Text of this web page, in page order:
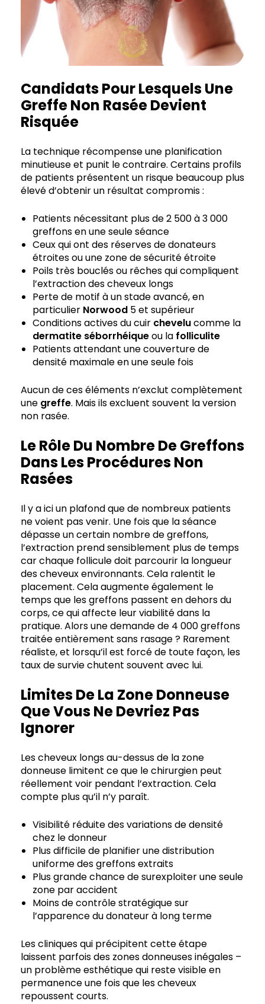
Candidats Pour Lesquels Une
Greffe Non Rasée Devient
Risquée
La technique récompense une planification
minutieuse et punit le contraire. Certains profils
de patients présentent un risque beaucoup plus
élevé d’obtenir un résultat compromis :
Patients nécessitant plus de 2 500 à 3 000
greffons en une seule séance
Ceux qui ont des réserves de donateurs
étroites ou une zone de sécurité étroite
Poils très bouclés ou rêches qui compliquent
l’extraction des cheveux longs
Perte de motif à un stade avancé, en
particulier Norwood 5 et supérieur
Conditions actives du cuir chevelucomme la
dermatite séborrhéiqueou la folliculite
Patients attendant une couverture de
densité maximale en une seule fois
Aucun de ces éléments n’exclut complètement
une greffe. Mais ils excluent souvent la version
non rasée.
Le Rôle Du Nombre De Greffons
Dans Les Procédures Non
Rasées
Il y a ici un plafond que de nombreux patients
ne voient pas venir. Une fois que la séance
dépasse un certain nombre de greffons,
l’extraction prend sensiblement plus de temps
car chaque follicule doit parcourir la longueur
des cheveux environnants. Cela ralentit le
placement. Cela augmente également le
temps que les greffons passent en dehors du
corps, ce qui affecte leur viabilité dans la
pratique. Alors une demande de 4 000 greffons
traitée entièrement sans rasage ? Rarement
réaliste, et lorsqu’il est forcé de toute façon, les
taux de survie chutent souvent avec lui.
Limites De La Zone Donneuse
Que Vous Ne Devriez Pas
Ignorer
Les cheveux longs au-dessus de la zone
donneuse limitent ce que le chirurgien peut
réellement voir pendant l’extraction. Cela
compte plus qu’il n’y paraît.
Visibilité réduite des variations de densité
chez le donneur
Plus difficile de planifier une distribution
uniforme des greffons extraits
Plus grande chance de surexploiter une seule
zone par accident
Moins de contrôle stratégique sur
l’apparence du donateur à long terme
Les cliniques qui précipitent cette étape
laissent parfois des zones donneuses inégales –
un problème esthétique qui reste visible en
permanence une fois que les cheveux
repoussent courts.